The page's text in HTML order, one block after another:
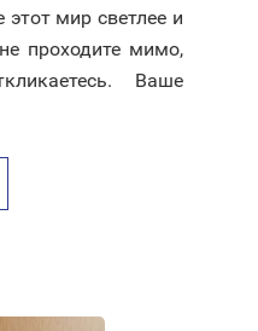
этот мир светлее и
проходите мимо,
Ваше